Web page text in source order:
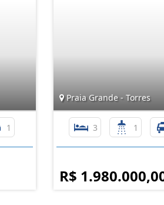
1
Praia Grande - Torres
3 1
R$